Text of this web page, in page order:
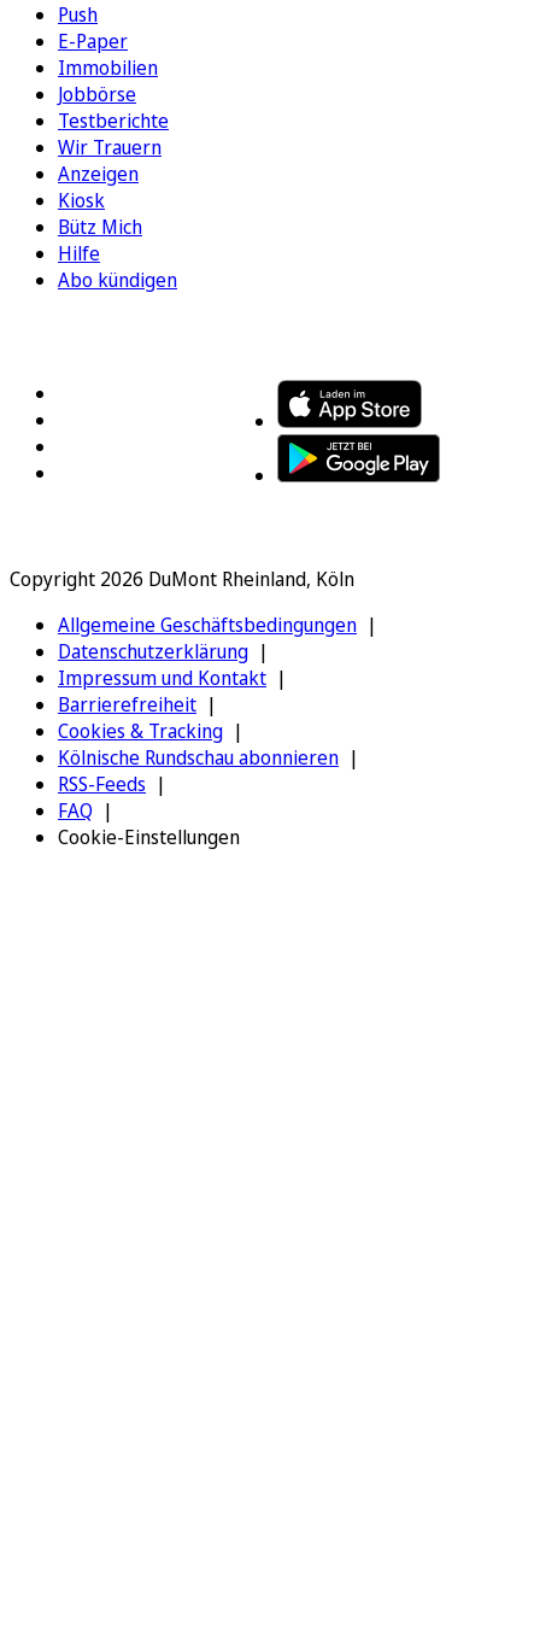
Push
E-Paper
Immobilien
Jobbörse
Testberichte
Wir Trauern
Anzeigen
Kiosk
Bütz Mich
Hilfe
Abo kündigen
Copyright 2026 DuMont Rheinland, Köln
Allgemeine Geschäftsbedingungen
Datenschutzerklärung
Impressum und Kontakt
Barrierefreiheit
Cookies & Tracking
Kölnische Rundschau abonnieren
RSS-Feeds
FAQ
Cookie-Einstellungen